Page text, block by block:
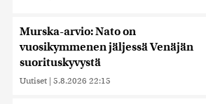
Murska-arvio: Nato on
vuosikymmenen jäljessä Venäjän
suorituskyvystä
Uutiset | 5.8.2026 22:15